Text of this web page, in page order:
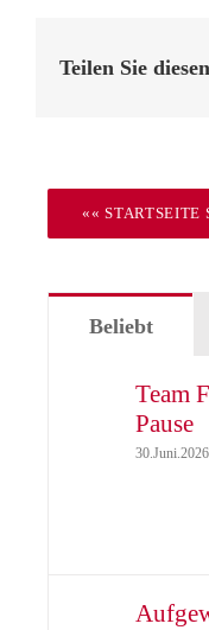
Teilen Sie
«« STARTSEITE
Beliebt
Team
Pause
30.Juni.2026